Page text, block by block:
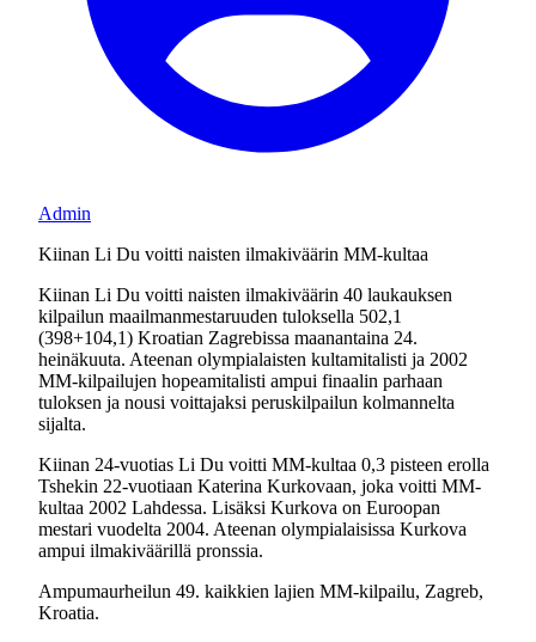
Admin
Kiinan Li Du voitti naisten ilmakiväärin MM-kultaa
Kiinan Li Du voitti naisten ilmakiväärin 40 laukauksen
kilpailun maailmanmestaruuden tuloksella 502,1
(398+104,1) Kroatian Zagrebissa maanantaina 24.
heinäkuuta. Ateenan olympialaisten kultamitalisti ja 2002
MM-kilpailujen hopeamitalisti ampui finaalin parhaan
tuloksen ja nousi voittajaksi peruskilpailun kolmannelta
sijalta.
Kiinan 24-vuotias Li Du voitti MM-kultaa 0,3 pisteen erolla
Tshekin 22-vuotiaan Katerina Kurkovaan, joka voitti MM-
kultaa 2002 Lahdessa. Lisäksi Kurkova on Euroopan
mestari vuodelta 2004. Ateenan olympialaisissa Kurkova
ampui ilmakiväärillä pronssia.
Ampumaurheilun 49. kaikkien lajien MM-kilpailu, Zagreb,
Kroatia.